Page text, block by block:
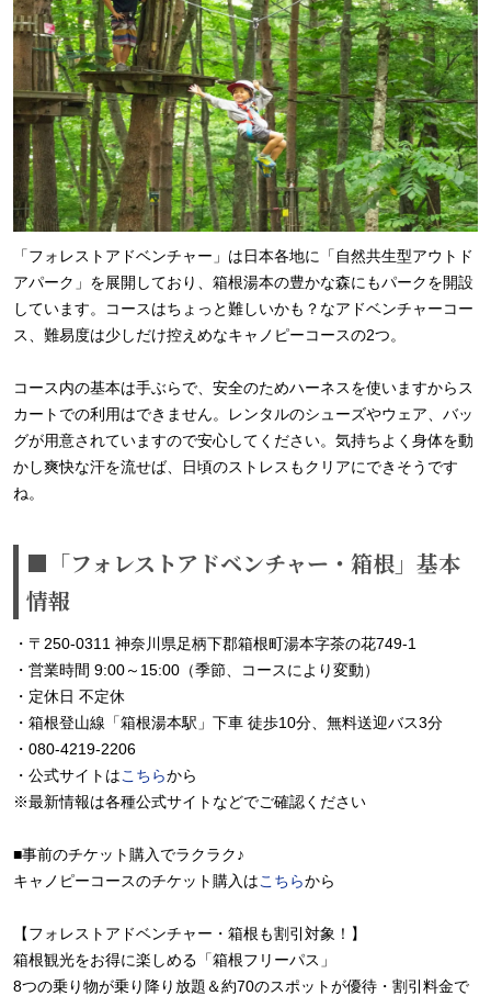
「フォレストアドベンチャー」は日本各地に「自然共生型アウトド
アパーク」を展開しており、箱根湯本の豊かな森にもパークを開設
しています。コースはちょっと難しいかも？なアドベンチャーコー
ス、難易度は少しだけ控えめなキャノピーコースの2つ。
コース内の基本は手ぶらで、安全のためハーネスを使いますからス
カートでの利用はできません。レンタルのシューズやウェア、バッ
グが用意されていますので安心してください。気持ちよく身体を動
かし爽快な汗を流せば、日頃のストレスもクリアにできそうです
ね。
■「フォレストアドベンチャー・箱根」基本
情報
・〒250-0311 神奈川県足柄下郡箱根町湯本字茶の花749-1
・営業時間 9:00～15:00（季節、コースにより変動）
・定休日 不定休
・箱根登山線「箱根湯本駅」下車 徒歩10分、無料送迎バス3分
・080-4219-2206
・公式サイトはこちらから
※最新情報は各種公式サイトなどでご確認ください
■事前のチケット購入でラクラク♪
キャノピーコースのチケット購入はこちらから
【フォレストアドベンチャー・箱根も割引対象！】
箱根観光をお得に楽しめる「箱根フリーパス」
8つの乗り物が乗り降り放題＆約70のスポットが優待・割引料金で